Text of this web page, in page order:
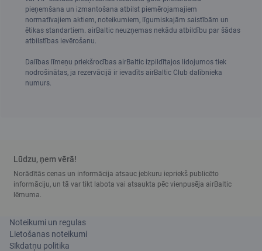
Lūdzu, ņem vērā!
Norādītās cenas un informācija atsauc jebkuru iepriekš publicēto
informāciju, un tā var tikt labota vai atsaukta pēc vienpusēja airBaltic
lēmuma.
pieņemšana un izmantošana atbilst piemērojamajiem
normatīvajiem aktiem, noteikumiem, līgumiskajām saistībām un
ētikas standartiem. airBaltic neuzņemas nekādu atbildību par šādas
atbilstības ievērošanu.
Dalības līmeņu priekšrocības airBaltic izpildītajos lidojumos tiek
nodrošinātas, ja rezervācijā ir ievadīts airBaltic Club dalībnieka
numurs.
Noteikumi un regulas
Lietošanas noteikumi
Sīkdatņu politika